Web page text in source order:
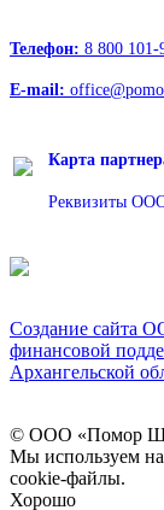
Телефон: 8 800 101-
E-mail:
Карта
Реквизиты
Создание сайта
финансовой
Архангельской
© ООО «Помор
Вверх
Мы используем на
cookie-файлы.
Хорошо